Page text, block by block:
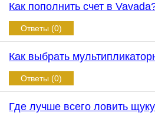
Как пополнить счет в
Ответы (0)
Как выбрать
Ответы (0)
Где лучше всего ловить